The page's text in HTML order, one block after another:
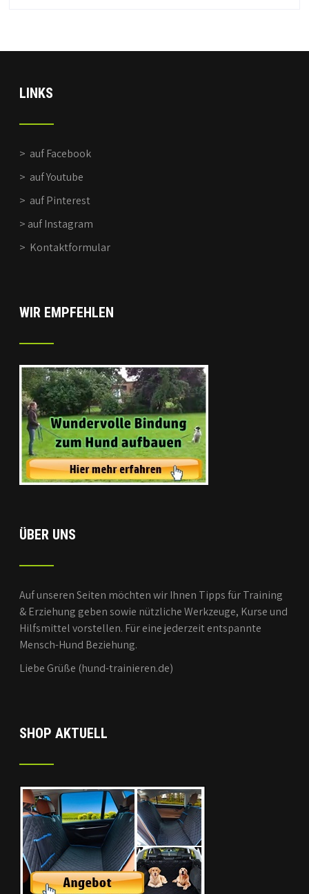
LINKS
> auf Facebook
> auf Youtube
> auf Pinterest
> auf Instagram
> Kontaktformular
WIR EMPFEHLEN
ÜBER UNS
Auf unseren Seiten möchten wir Ihnen Tipps für Training
& Erziehung geben sowie nützliche Werkzeuge, Kurse und
Hilfsmittel vorstellen. Für eine jederzeit entspannte
Mensch-Hund Beziehung.
Liebe Grüße (hund-trainieren.de)
SHOP AKTUELL